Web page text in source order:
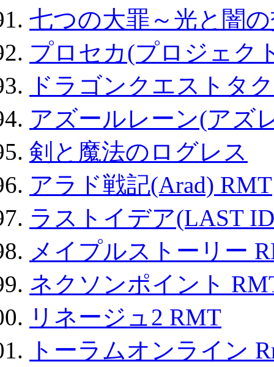
七つの大罪～光と闇
プロセカ(プロジェク
ドラゴンクエストタ
アズールレーン(アズ
剣と魔法のログレス
アラド戦記(Arad) RMT
ラストイデア(LAST
メイプルストーリー
ネクソンポイント
リネージュ2 RMT
トーラムオンライン